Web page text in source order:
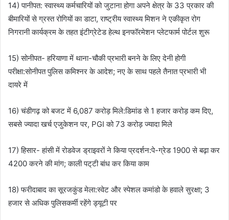
14) पानीपत: स्वास्थ्य कर्मचारियों को जुटाना होगा अपने क्षेत्र के 33 प्रकार की
बीमारियों से ग्रस्त रोगियों का डाटा, राष्ट्रीय स्वास्थ्य मिशन ने एकीकृत रोग
निगरानी कार्यक्रम के तहत इंटीग्रेटेड हेल्थ इनफॉरमेशन प्लेटफार्म पोर्टल शुरू
15) सोनीपत- हरियाणा में थाना-चौकी प्रभारी बनने के लिए देनी होगी
परीक्षा:सोनीपत पुलिस कमिश्नर के आदेश; नए के साथ पहले तैनात प्रभारी भी
दायरे में
16) चंडीगढ़ को बजट में 6,087 करोड़ मिले:डिमांड से 1 हजार करोड़ कम दिए,
सबसे ज्यादा खर्च एजुकेशन पर, PGI को 73 करोड़ ज्यादा मिले
17) हिसार- हांसी में रोडवेज ड्राइवरों ने किया प्रदर्शन:पे-ग्रेड 1900 से बढ़ा कर
4200 करने की मांग; काली पट्‌टी बांध कर किया काम
18) फरीदाबाद का सूरजकुंड मेला:स्वेट और स्पेशल कमांडो के हवाले सुरक्षा; 3
हजार से अधिक पुलिसकर्मी रहेंगे ड्यूटी पर